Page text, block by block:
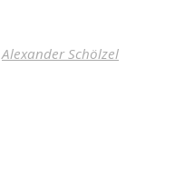
Alexander Schölzel